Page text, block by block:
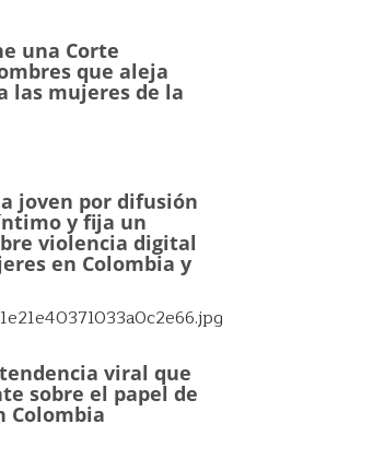
una Corte
que aleja
las mujeres de la
joven por difusión
y fija un
violencia digital
en Colombia y
viral que
sobre el papel de
Colombia